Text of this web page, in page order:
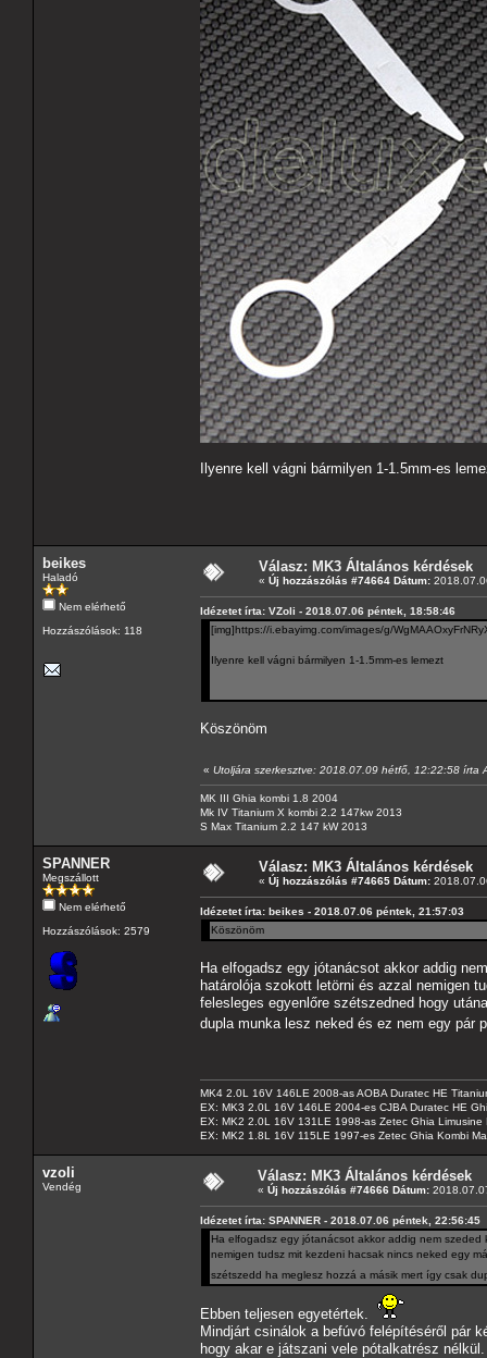
Ilyenre kell vágni bármilyen 1-1.5mm-es
beikes
Haladó
Nem elérhető
Hozzászólások: 118
Válasz: MK3 Általános kérdések
« Új hozzászólás #74664 Dátum:
Idézetet írta: VZoli - 2018.07.06 péntek, 18:58:46
[img]https://i.ebayimg.com/images/g/
Ilyenre kell vágni bármilyen 1-1.5mm-es lemezt
Köszönöm
« Utoljára szerkesztve: 2018.07.09 hétfő, 12:22:58 írta
MK III Ghia kombi 1.8 2004
Mk IV Titanium X kombi 2.2 147kw 2013
S Max Titanium 2.2 147 kW 2013
SPANNER
Megszállott
Nem elérhető
Hozzászólások: 2579
Válasz: MK3 Általános kérdések
« Új hozzászólás #74665 Dátum:
Idézetet írta: beikes - 2018.07.06 péntek, 21:57:03
Köszönöm
Ha elfogadsz egy jótanácsot akkor addig
határolója szokott letörni és azzal nemigen
felesleges egyenlőre szétszedned hogy
dupla munka lesz neked és ez nem egy
MK4 2.0L 16V 146LE 2008-as AOBA Duratec HE
EX: MK3 2.0L 16V 146LE 2004-es CJBA Duratec HE
EX: MK2 2.0L 16V 131LE 1998-as Zetec Ghia Limusine
EX: MK2 1.8L 16V 115LE 1997-es Zetec Ghia Kombi
vzoli
Vendég
Válasz: MK3 Általános kérdések
« Új hozzászólás #74666 Dátum:
Idézetet írta: SPANNER - 2018.07.06 péntek, 22:56:45
Ha elfogadsz egy jótanácsot akkor addig nem
nemigen tudsz mit kezdeni hacsak nincs neked egy
szétszedd ha meglesz hozzá a másik mert így csak
Ebben teljesen egyetértek.
Mindjárt csinálok a befúvó felépítéséről pár
hogy akar e játszani vele pótalkatrész nélkül.